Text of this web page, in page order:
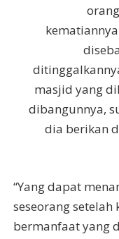
masjid yang
dibangunnya,
dia berikan
“Yang dapat
seseorang
bermanfaat yang